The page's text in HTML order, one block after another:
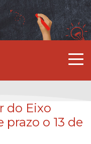
do Eixo
prazo o 13 de